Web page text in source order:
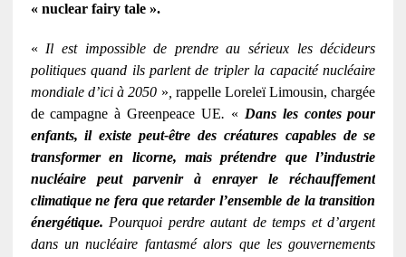
« nuclear fairy tale ».
« Il est impossible de prendre au sérieux les décideurs
politiques quand ils parlent de tripler la capacité nucléaire
mondiale d’ici à 2050 » rappelle Loreleï Limousin, chargée
de campagne à Greenpeace UE. « Dans les contes pour
enfants, il existe peut-être des créatures capables de se
transformer en licorne, mais prétendre que l’industrie
nucléaire peut parvenir à enrayer le réchauffement
climatique ne fera que retarder l’ensemble de la transition
énergétique. Pourquoi perdre autant de temps et d’argent
dans un nucléaire fantasmé alors que les gouvernements